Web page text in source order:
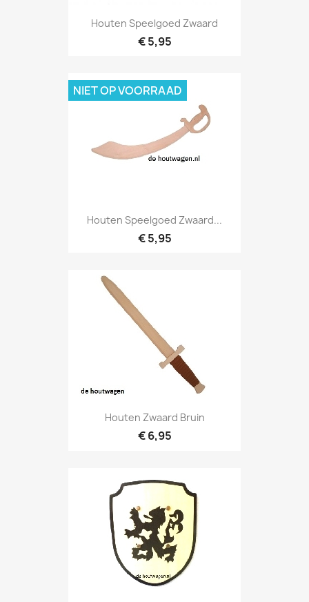
Houten Speelgoed Zwaard
€ 5,95
Houten Speelgoed Zwaard...
€ 5,95
NIET OP VOORRAAD
Houten Zwaard Bruin
€ 6,95